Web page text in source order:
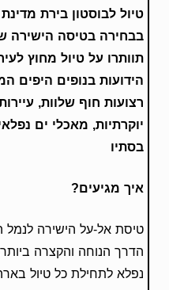
טיול לבוסטון בירת
בבחירה בטיסה
תוותרו על טיול מחוץ
הידועות בנופים
רצועות חוף שלוות,
יוקרתיות, מאכלי ים
בסתיו
איך מגיעים?
טיסת אל-על הישירה לנמל
הדרך הנוחה והקצרה
נפלא לתחילת כל טיול